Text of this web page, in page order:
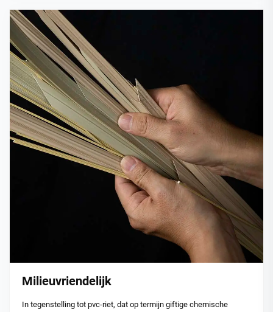
Milieuvriendelijk
In tegenstelling tot pvc-riet, dat op termijn giftige chemische